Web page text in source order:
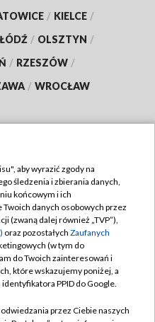
/ KIELCE /
ŁÓDŹ / OLSZTYN /
/ RZESZÓW /
/ WROCŁAW
TVP
aby wyrazić zgody na
śledzenia i zbierania danych,
końcowym i ich
danych osobowych przez
(zwaną dalej również „TVP”),
oraz pozostałych Zaufanych
(w tym do
do Twoich zainteresowań i
które wskazujemy poniżej, a
PPID do Google.
przez Ciebie naszych